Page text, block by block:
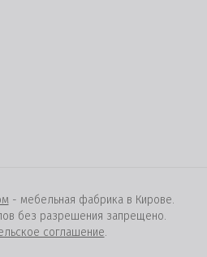
- мебельная фабрика в Кирове.
без разрешения запрещено.
соглашение.